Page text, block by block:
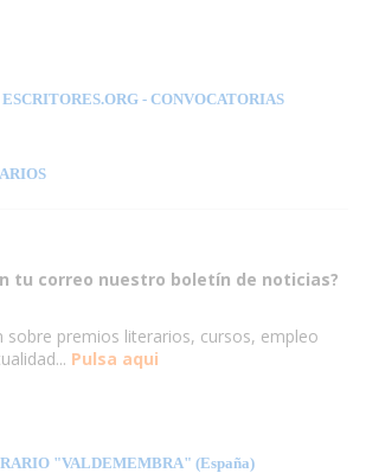
ESCRITORES.ORG - CONVOCATORIAS
tu correo nuestro boletín de noticias?
sobre premios literarios, cursos, empleo
Pulsa aqui
"VALDEMEMBRA" (España)